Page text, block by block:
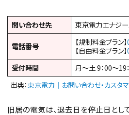
問い合わせ先 東京電力エナジ
電話番号 【規制料金プラン】
【自由料金プラン】
受付時間
月～土 9：00～19
出典：東京電力｜お問い合わせ・カスタ
旧居の電気は、退去日を停止日とし